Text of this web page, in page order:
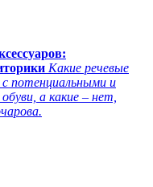
Какие речевые
потенциальными и
а какие – нет,